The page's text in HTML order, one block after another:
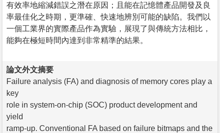
有效率地縮減錯誤之潛在原因；且能在記憶體產品開發及良
率最佳化之時期，更準確、快速地辨別可能的缺陷。我們以
一個工業界的實際產品作為實驗，展現了與傳統方法相比，
能夠在極短時間內達到非常精準的結果。
論文外文摘要
Failure analysis (FA) and diagnosis of memory cores play a
key
role in system-on-chip (SOC) product development and
yield
ramp-up. Conventional FA based on failure bitmaps and the